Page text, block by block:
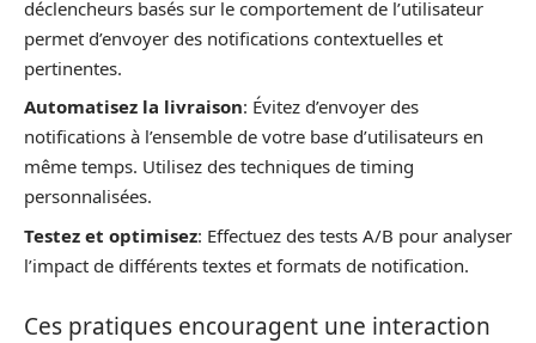
déclencheurs basés sur le comportement de l’utilisateur
permet d’envoyer des notifications contextuelles et
pertinentes.
Automatisez la livraison: Évitez d’envoyer des
notifications à l’ensemble de votre base d’utilisateurs en
même temps. Utilisez des techniques de timing
personnalisées.
Testez et optimisez: Effectuez des tests A/B pour analyser
l’impact de différents textes et formats de notification.
Ces pratiques encouragent une interaction